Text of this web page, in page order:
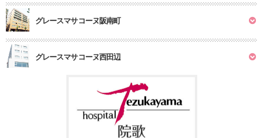
グレースマサコーヌ阪南町
グレースマサコーヌ西田辺